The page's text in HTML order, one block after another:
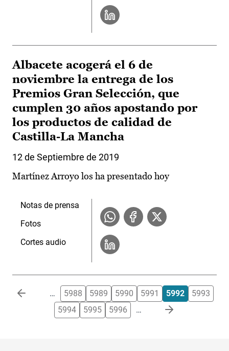
Albacete acogerá el 6 de
noviembre la entrega de los
Premios Gran Selección, que
cumplen 30 años apostando por
los productos de calidad de
Castilla-La Mancha
12 de Septiembre de 2019
Martínez Arroyo los ha presentado hoy
Notas de prensa
Fotos
Cortes audio
Paginación … 5988 5989 5990 5991 5992
5993
5994
5995 5996 …